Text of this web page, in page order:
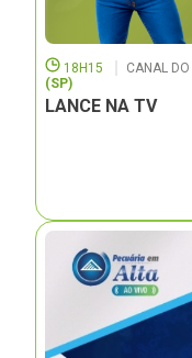
18H15 CANAL
(SP)
LANCE NA TV